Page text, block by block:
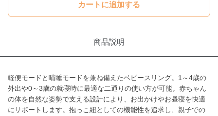
カートに追加する
商品説明
軽便モードと哺睡モードを兼ね備えたベビースリング。1～4歳の
外出や0～3歳の就寝時に最適な二通りの使い方が可能。赤ちゃん
の体を自然な姿勢で支える設計により、お出かけやお昼寝を快適
にサポートします。抱っこ紐としての機能性を追求し、親子での